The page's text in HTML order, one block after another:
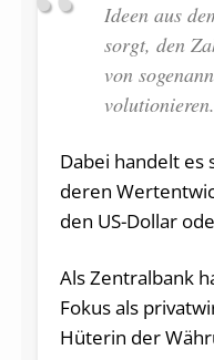
Ideen aus
sorgt, den
von
Dabei han­delt es
deren
den US-Dol­lar
Als Zen­tral­bank
Fokus als
Hü­te­rin der